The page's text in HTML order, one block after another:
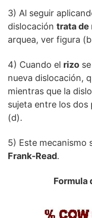
3) Al seguir
dislocación trata de
arquea, ver figura
4) Cuando el rizo
nueva dislocación,
mientras que la
sujeta entre los
(d).
5) Este mecanismo
Frank-Read.
Formula